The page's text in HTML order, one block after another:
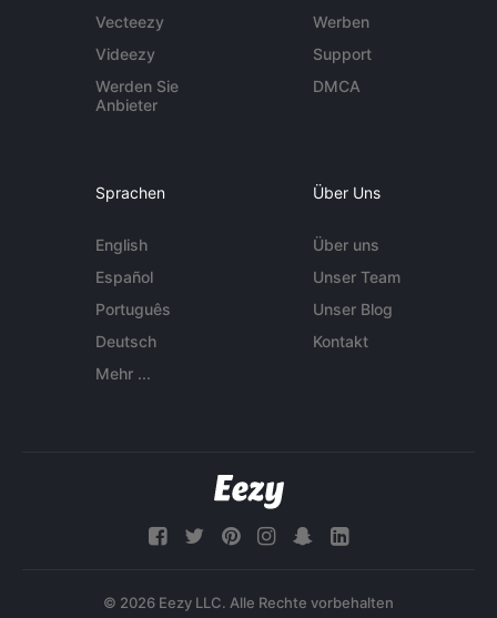
Vecteezy
Videezy
Werden Sie
Anbieter
Werben
Support
DMCA
Sprachen
English
Español
Português
Deutsch
Mehr ...
Über Uns
Über uns
Unser Team
Unser Blog
Kontakt
© 2026 Eezy LLC. Alle Rechte vorbehalten